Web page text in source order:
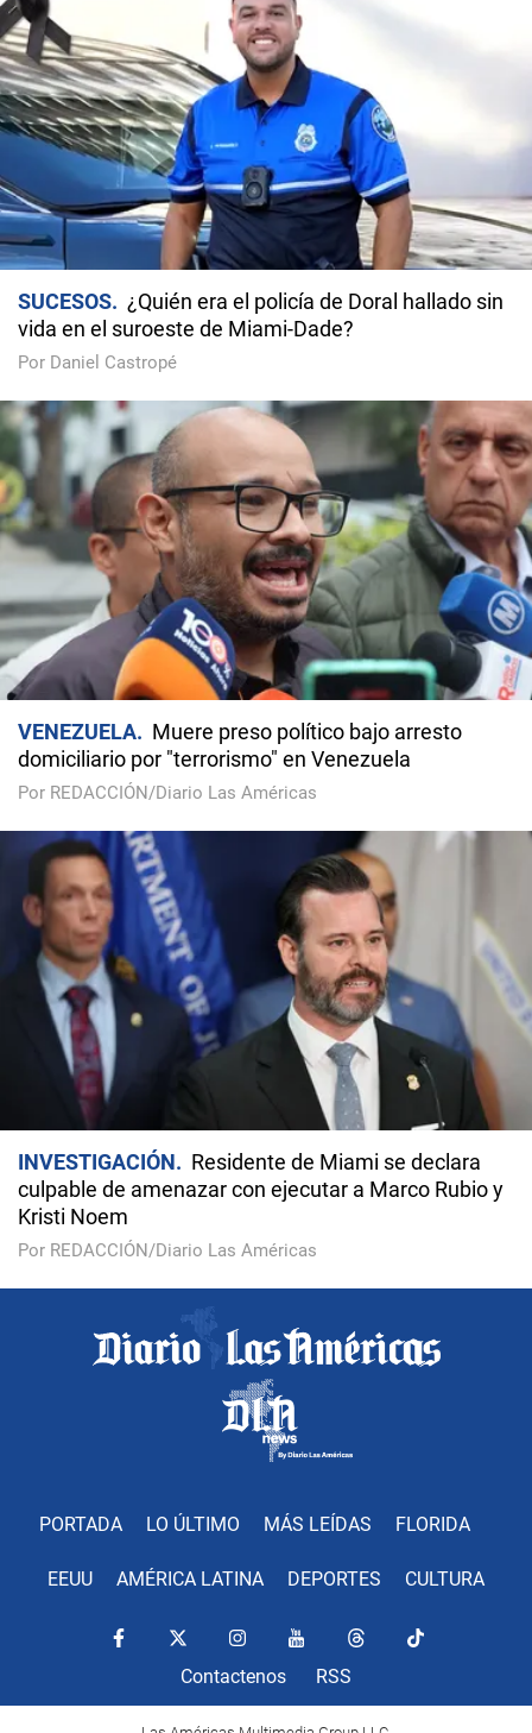
SUCESOS
¿Quién era el policía de Doral hallado sin
vida en el suroeste de Miami-Dade?
Por Daniel Castropé
VENEZUELA
Muere preso político bajo arresto
domiciliario por "terrorismo" en Venezuela
Por REDACCIÓN/Diario Las Américas
INVESTIGACIÓN
Residente de Miami se declara
culpable de amenazar con ejecutar a Marco Rubio y
Kristi Noem
Por REDACCIÓN/Diario Las Américas
PORTADA LO ÚLTIMO MÁS LEÍDAS FLORIDA
EEUU AMÉRICA LATINA DEPORTES CULTURA
Contactenos RSS